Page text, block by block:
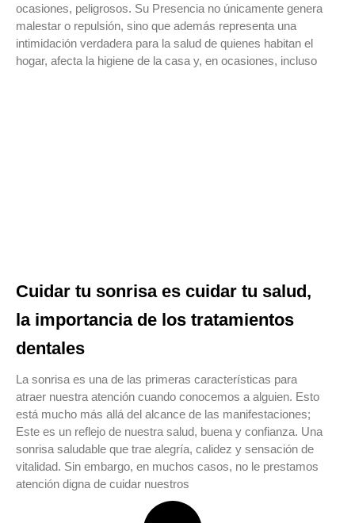
ocasiones, peligrosos. Su Presencia no únicamente genera
malestar o repulsión, sino que además representa una
intimidación verdadera para la salud de quienes habitan el
hogar, afecta la higiene de la casa y, en ocasiones, incluso
Cuidar tu sonrisa es cuidar tu salud,
la importancia de los tratamientos
dentales
La sonrisa es una de las primeras características para
atraer nuestra atención cuando conocemos a alguien. Esto
está mucho más allá del alcance de las manifestaciones;
Este es un reflejo de nuestra salud, buena y confianza. Una
sonrisa saludable que trae alegría, calidez y sensación de
vitalidad. Sin embargo, en muchos casos, no le prestamos
atención digna de cuidar nuestros